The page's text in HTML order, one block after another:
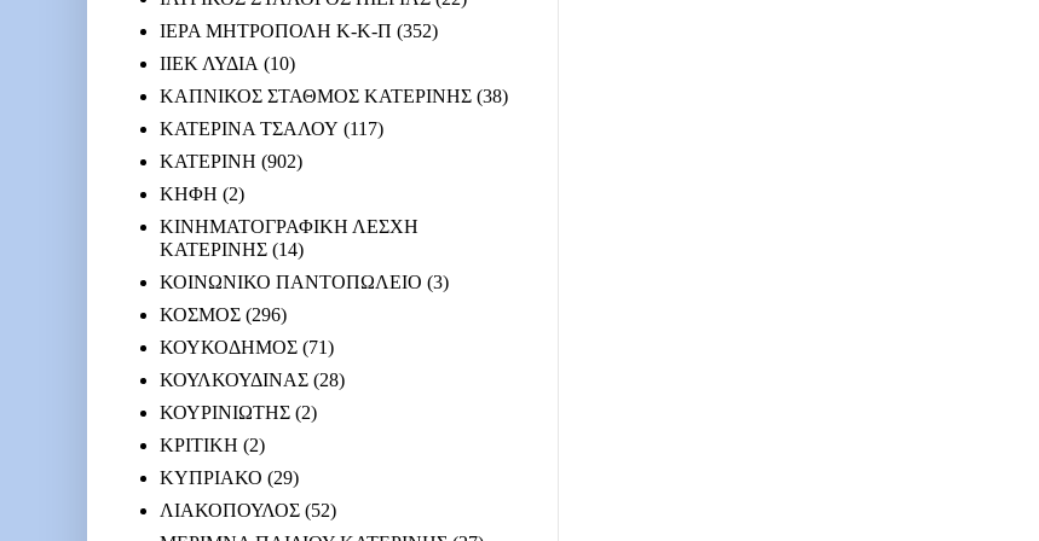
ΙΕΡΑ ΜΗΤΡΟΠΟΛΗ Κ-Κ-Π (352)
ΙΙΕΚ ΛΥΔΙΑ (10)
ΚΑΠΝΙΚΟΣ ΣΤΑΘΜΟΣ ΚΑΤΕΡΙΝΗΣ (38)
ΚΑΤΕΡΙΝΑ ΤΣΑΛΟΥ (117)
ΚΑΤΕΡΙΝΗ (902)
ΚΗΦΗ (2)
ΚΙΝΗΜΑΤΟΓΡΑΦΙΚΗ ΛΕΣΧΗ
ΚΑΤΕΡΙΝΗΣ (14)
ΚΟΙΝΩΝΙΚΟ ΠΑΝΤΟΠΩΛΕΙΟ (3)
ΚΟΣΜΟΣ (296)
ΚΟΥΚΟΔΗΜΟΣ (71)
ΚΟΥΛΚΟΥΔΙΝΑΣ (28)
ΚΟΥΡΙΝΙΩΤΗΣ (2)
ΚΡΙΤΙΚΗ (2)
ΚΥΠΡΙΑΚΟ (29)
ΛΙΑΚΟΠΟΥΛΟΣ (52)